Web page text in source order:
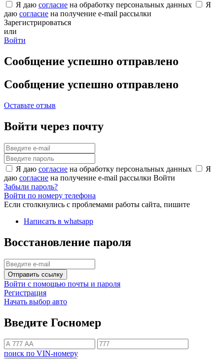
Я даю согласие на обработку персональных данных
Я
даю согласие на получение e-mail рассылки
Зарегистрироваться
или
Войти
Сообщение успешно отправлено
Сообщение успешно отправлено
Оставьте отзыв
Войти через почту
Я даю согласие на обработку персональных данных
Я
даю согласие на получение e-mail рассылки Войти
Забыли пароль?
Войти по номеру телефона
Если столкнулись с проблемами работы сайта, пишите
Написать в whatsapp
Восстановление пароля
Отправить ссылку
Войти с помощью почты и пароля
Регистрация
Начать выбор авто
Введите Госномер
поиск по VIN-номеру